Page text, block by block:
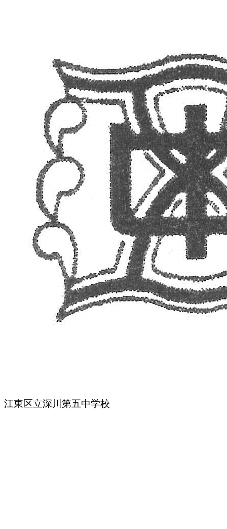
江東区立深川第五中学校